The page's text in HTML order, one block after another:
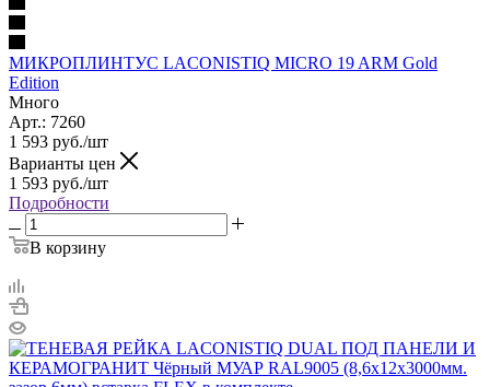
МИКРОПЛИНТУС LACONISTIQ MICRO 19 ARM Gold
Edition
Много
Арт.: 7260
1 593 руб./шт
Варианты цен
1 593 руб./шт
Подробности
В корзину